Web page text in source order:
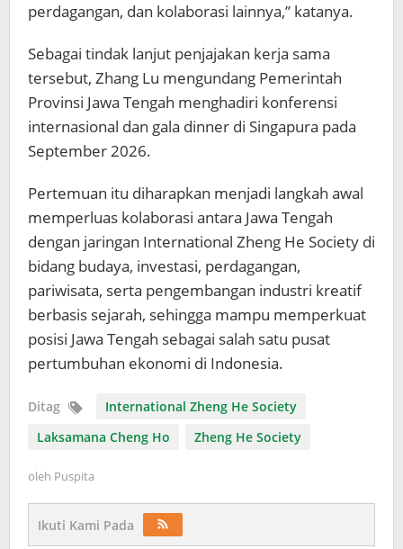
perdagangan, dan kolaborasi lainnya,” katanya.
Sebagai tindak lanjut penjajakan kerja sama
tersebut, Zhang Lu mengundang Pemerintah
Provinsi Jawa Tengah menghadiri konferensi
internasional dan gala dinner di Singapura pada
September 2026.
Pertemuan itu diharapkan menjadi langkah awal
memperluas kolaborasi antara Jawa Tengah
dengan jaringan International Zheng He Society di
bidang budaya, investasi, perdagangan,
pariwisata, serta pengembangan industri kreatif
berbasis sejarah, sehingga mampu memperkuat
posisi Jawa Tengah sebagai salah satu pusat
pertumbuhan ekonomi di Indonesia.
Ditag
International Zheng He Society
Laksamana Cheng Ho
Zheng He Society
oleh Puspita
Ikuti Kami Pada